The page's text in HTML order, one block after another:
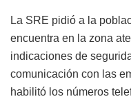
La SRE pidió a la
encuentra en la zona
indicaciones de
comunicación con las
habilitó los números